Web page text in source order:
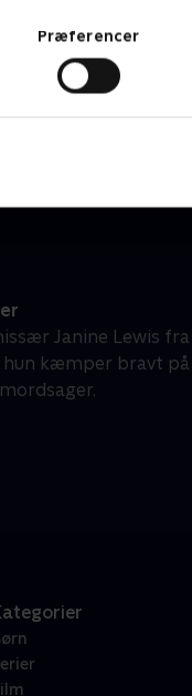
Præferencer
Janine Lewis
hun kæmper bravt